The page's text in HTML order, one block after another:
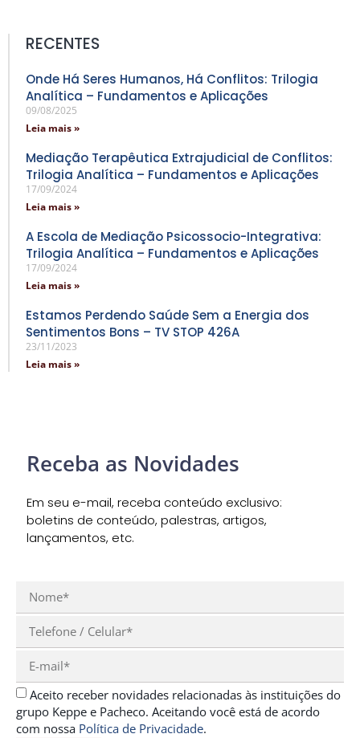
RECENTES
Onde Há Seres Humanos, Há Conflitos: Trilogia
Analítica – Fundamentos e Aplicações
09/08/2025
Leia mais »
Mediação Terapêutica Extrajudicial de Conflitos:
Trilogia Analítica – Fundamentos e Aplicações
17/09/2024
Leia mais »
A Escola de Mediação Psicossocio-Integrativa:
Trilogia Analítica – Fundamentos e Aplicações
17/09/2024
Leia mais »
Estamos Perdendo Saúde Sem a Energia dos
Sentimentos Bons – TV STOP 426A
23/11/2023
Leia mais »
Receba as Novidades
Em seu e-mail, receba conteúdo exclusivo:
boletins de conteúdo, palestras, artigos,
lançamentos, etc.
Aceito receber novidades relacionadas às instituições do
grupo Keppe e Pacheco. Aceitando você está de acordo
com nossa Política de Privacidade.